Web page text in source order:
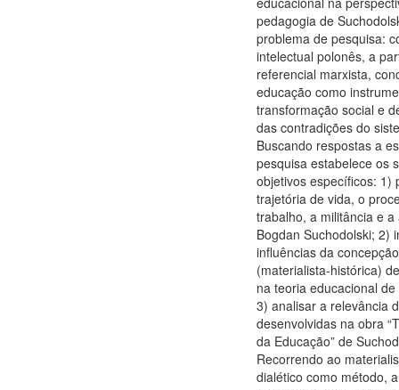
pedagogia de
problema de pesquisa:
intelectual polonês, a
referencial marxista,
educação como
transformação social e
das contradições do
Buscando respostas a
pesquisa estabelece os
objetivos específicos: 1)
trajetória de vida, o
trabalho, a militância e
Bogdan Suchodolski; 2)
influências da
(materialista-histórica)
na teoria educacional
3) analisar a relevância
desenvolvidas na obra
da Educação” de
Recorrendo ao
dialético como método,